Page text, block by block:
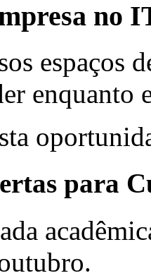
no
espaços
enquanto
para